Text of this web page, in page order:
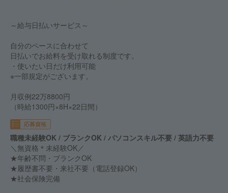
～給与日払いサービス～
自分のペースに合わせて
日払いでお給料を受け取れる制度です。
・使いたい日だけ利用可能
※一部規定がございます。
月収例22万8800円
（時給1300円×8H×22日間）
応募資格
職種未経験OK / ブランクOK / パソコンスキル不要 / 英語力不要
＼無資格＊未経験OK／
★年齢不問・ブランクOK
★履歴書不要・来社不要（電話登録OK）
★社会保険完備